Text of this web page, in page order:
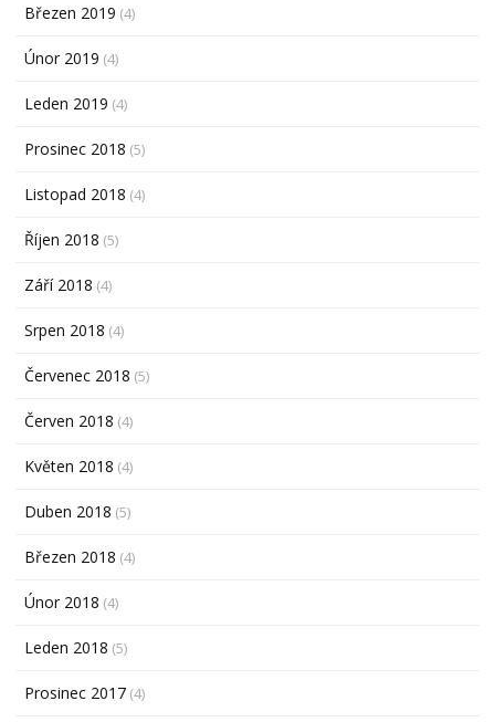
Březen 2019 (4)
Únor 2019 (4)
Leden 2019 (4)
Prosinec 2018 (5)
Listopad 2018 (4)
Říjen 2018 (5)
Září 2018 (4)
Srpen 2018 (4)
Červenec 2018 (5)
Červen 2018 (4)
Květen 2018 (4)
Duben 2018 (5)
Březen 2018 (4)
Únor 2018 (4)
Leden 2018 (5)
Prosinec 2017 (4)